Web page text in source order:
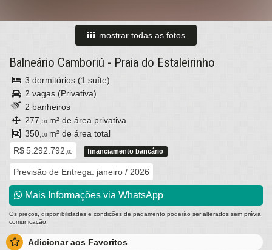
mostrar todas as fotos
Balneário Camboriú - Praia do Estaleirinho
3 dormitórios (1 suíte)
2 vagas (Privativa)
2 banheiros
277, 00 m² de área privativa
350, 00 m² de área total
R$ 5.292.792, 00 financiamento bancário
Previsão de Entrega: janeiro / 2026
Mais Informações via WhatsApp
Os preços, disponibilidades e condições de pagamento poderão ser alterados sem prévia
comunicação.
Adicionar aos Favoritos